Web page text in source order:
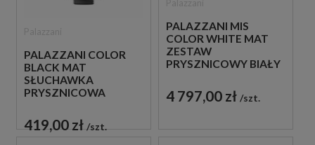
PALAZZANI COLOR
BLACK MAT
SŁUCHAWKA
PRYSZNICOWA
419,00 zł szt.
PALAZZANI MIS
COLOR WHITE MAT
ZESTAW
PRYSZNICOWY BIAŁY
4 797,00 zł szt.